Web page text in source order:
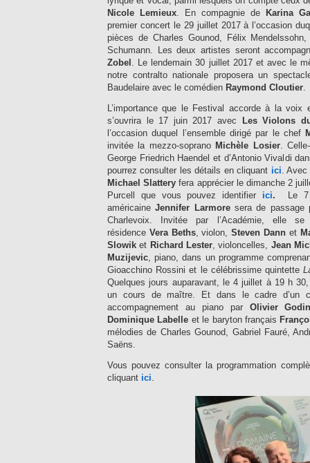
Nicole Lemieux . En compagnie de Karina
premier concert le 29 juillet 2017 à l’occasion
pièces de Charles Gounod, Félix
Schumann. Les deux artistes seront
Zobel
. Le lendemain 30 juillet 2017 et avec le
notre contralto nationale proposera un
Baudelaire avec le comédien Raymond Cloutier
L’importance que le Festival accorde à la voix
s’ouvrira le 17 juin 2017 avec
Les Violons
l’occasion duquel l’ensemble dirigé par le chef
invitée la mezzo-soprano Michèle Losier.
George Friedrich Haendel et d’Antonio Vivaldi
pourrez consulter les détails en cliquant ici .
Michael Slattery fera apprécier le dimanche 2
Purcell que vous pouvez identifier ici. Le 7
américaineJennifer Larmore sera de passage
Charlevoix. Invitée par l’Académie, elle
résidence Vera Beths, violon,Steven Dann et
Slowiket Richard Lester , violoncelles, Jean
Muzijevic , piano, dans un programme
Gioacchino Rossini et le célébrissime quintette
Quelques jours auparavant, le 4 juillet à 19 h
un cours de maître. Et dans le cadre d’un
accompagnement au piano par Olivier
Dominique Labelle et le baryton français
mélodies de Charles Gounod, Gabriel Fauré,
Saëns.
Vous pouvez consulter la programmation
cliquant ici